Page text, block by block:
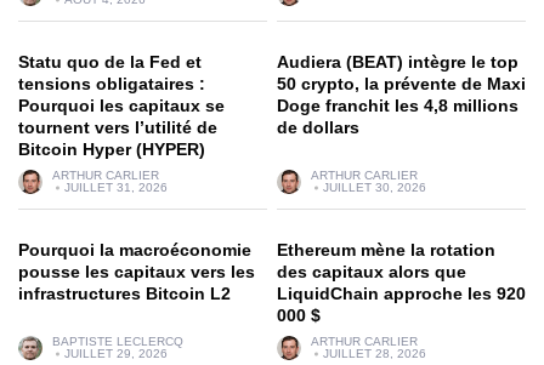
Statu quo de la Fed et
tensions obligataires :
Pourquoi les capitaux se
tournent vers l’utilité de
Bitcoin Hyper (HYPER)
ARTHUR CARLIER
JUILLET 31, 2026
Audiera (BEAT) intègre le top
50 crypto, la prévente de Maxi
Doge franchit les 4,8 millions
de dollars
ARTHUR CARLIER
JUILLET 30, 2026
Pourquoi la macroéconomie
pousse les capitaux vers les
infrastructures Bitcoin L2
BAPTISTE LECLERCQ
JUILLET 29, 2026
Ethereum mène la rotation
des capitaux alors que
LiquidChain approche les 920
000 $
ARTHUR CARLIER
JUILLET 28, 2026